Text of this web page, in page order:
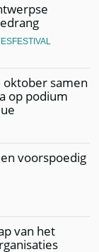
oktober samen
op podium
voorspoedig
van het